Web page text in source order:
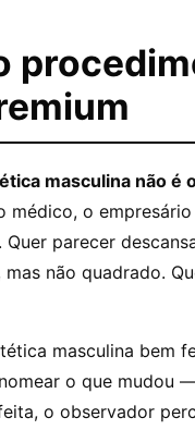
masculina não
médico, o
parecer
não quadrado.
masculina bem
o que mudou
o observador